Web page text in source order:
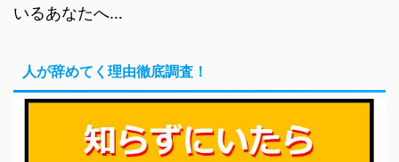
いるあなたへ…
人が辞めてく理由徹底調査！